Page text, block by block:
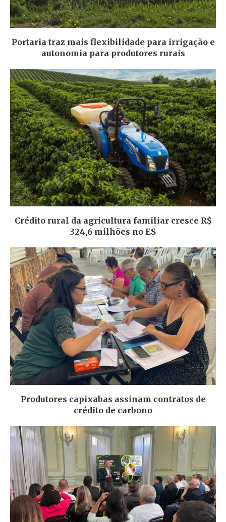
Portaria traz mais flexibilidade para irrigação e
autonomia para produtores rurais
Crédito rural da agricultura familiar cresce R$
324,6 milhões no ES
Produtores capixabas assinam contratos de
crédito de carbono